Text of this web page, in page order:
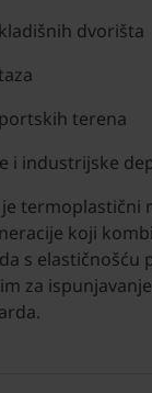
dvorišta
terena
i industrijske
je termoplastični
koji
s elastičnošću
za